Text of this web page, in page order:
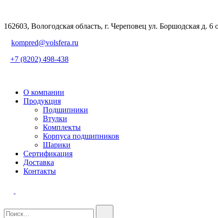
162603, Вологодская область, г. Череповец ул. Боршодская д. 6
kompred@volsfera.ru
+7 (8202) 498-438
О компании
Продукция
Подшипники
Втулки
Комплекты
Корпуса подшипников
Шарики
Сертификация
Доставка
Контакты